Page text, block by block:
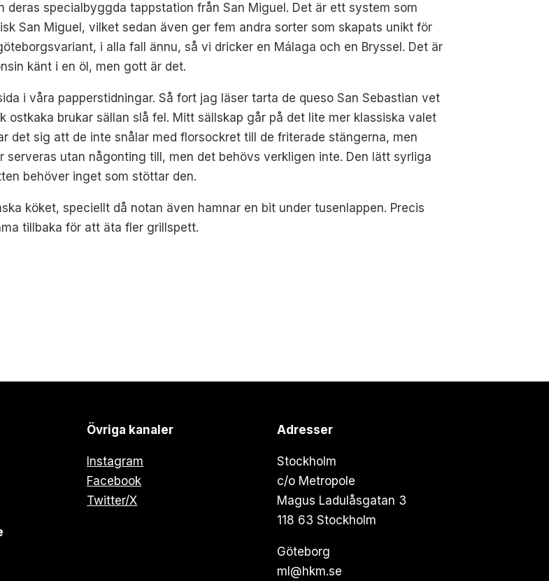
specialbyggda tappstation från San Miguel. Det är ett system som
San Miguel, vilket sedan även ger fem andra sorter som skapats unikt för
i alla fall ännu, så vi dricker en Málaga och en Bryssel. Det är
känt i en öl, men gott är det.
i våra papperstidningar. Så fort jag läser tarta de queso San Sebastian vet
brukar sällan slå fel. Mitt sällskap går på det lite mer klassiska valet
det sig att de inte snålar med florsockret till de friterade stängerna, men
utan någonting till, men det behövs verkligen inte. Den lätt syrliga
behöver inget som stöttar den.
köket, speciellt då notan även hamnar en bit under tusenlappen. Precis
tillbaka för att äta fler grillspett.
Övriga kanaler
Instagram
Facebook
Twitter/X
Adresser
Stockholm
c/o Metropole
Magus Ladulåsgatan 3
118 63 Stockholm
Göteborg
ml@hkm.se